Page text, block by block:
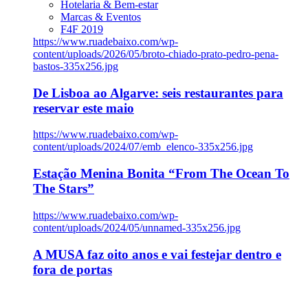
Hotelaria & Bem-estar
Marcas & Eventos
F4F 2019
https://www.ruadebaixo.com/wp-
content/uploads/2026/05/broto-chiado-prato-pedro-pena-
bastos-335x256.jpg
De Lisboa ao Algarve: seis restaurantes para
reservar este maio
https://www.ruadebaixo.com/wp-
content/uploads/2024/07/emb_elenco-335x256.jpg
Estação Menina Bonita “From The Ocean To
The Stars”
https://www.ruadebaixo.com/wp-
content/uploads/2024/05/unnamed-335x256.jpg
A MUSA faz oito anos e vai festejar dentro e
fora de portas